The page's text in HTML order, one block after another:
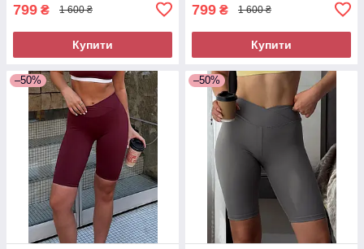
799 ₴ 1 600 ₴
Купити
799 ₴ 1 600 ₴
Купити
–50% –50%